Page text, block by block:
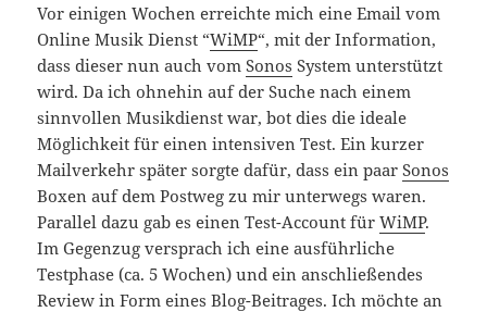
Vor einigen Wochen erreichte mich eine Email vom
Online Musik Dienst “WiMP“, mit der Information,
dass dieser nun auch vomSonos System unterstützt
wird. Da ich ohnehin auf der Suche nach einem
sinnvollen Musikdienst war, bot dies die ideale
Möglichkeit für einen intensiven Test. Ein kurzer
Mailverkehr später sorgte dafür, dass ein paarSonos
Boxen auf dem Postweg zu mir unterwegs waren.
Parallel dazu gab es einen Test-Account fürWiMP.
Im Gegenzug versprach ich eine ausführliche
Testphase (ca. 5 Wochen) und ein anschließendes
Review in Form eines Blog-Beitrages. Ich möchte an